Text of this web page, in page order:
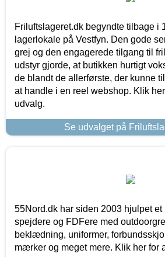
Friluftslageret.dk begyndte tilbage i
lagerlokale på Vestfyn. Den gode
grej og den engagerede tilgang til
udstyr gjorde, at butikken hurtigt
de blandt de allerførste, der kunne
at handle i en reel webshop. Klik
udvalg.
Se udvalget på
55Nord.dk har siden 2003 hjulpet et
spejdere og FDFere med
beklædning, uniformer,
mærker og meget mere. Klik her for